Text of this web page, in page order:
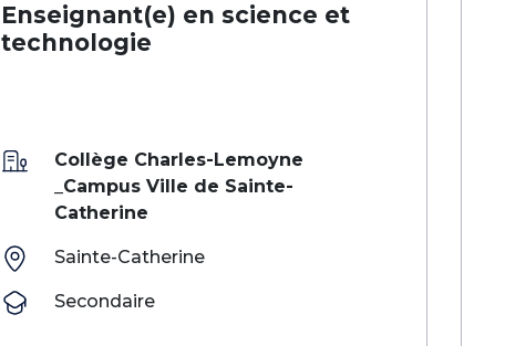
Enseignant(e) en science et
technologie
Collège Charles-Lemoyne
_Campus Ville de Sainte-
Catherine
Sainte-Catherine
Secondaire